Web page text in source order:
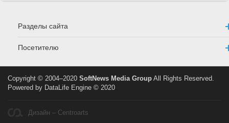
Разделы сайта
Посетителю
Copyright © 2004–2020 SoftNews Media Group All Rights Reserved.
Powered by DataLife Engine © 2020
Дизайн – Centroarts